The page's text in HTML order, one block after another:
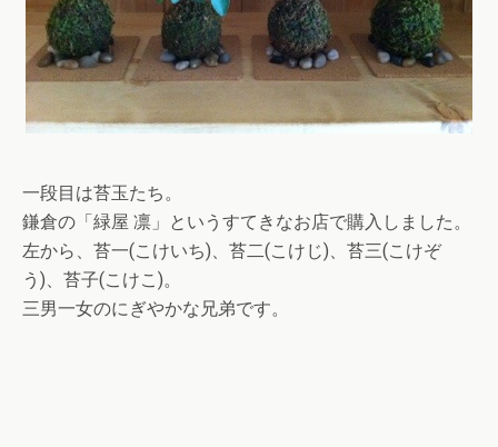
一段目は苔玉たち。
鎌倉の「緑屋 凛」というすてきなお店で購入しました。
左から、苔一(こけいち)、苔二(こけじ)、苔三(こけぞ
う)、苔子(こけこ)。
三男一女のにぎやかな兄弟です。